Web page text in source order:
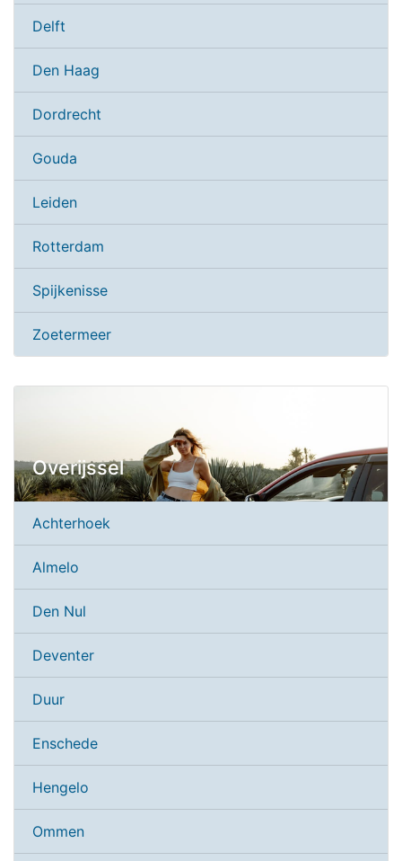
Delft
Den Haag
Dordrecht
Gouda
Leiden
Rotterdam
Spijkenisse
Zoetermeer
Overijssel
Achterhoek
Almelo
Den Nul
Deventer
Duur
Enschede
Hengelo
Ommen